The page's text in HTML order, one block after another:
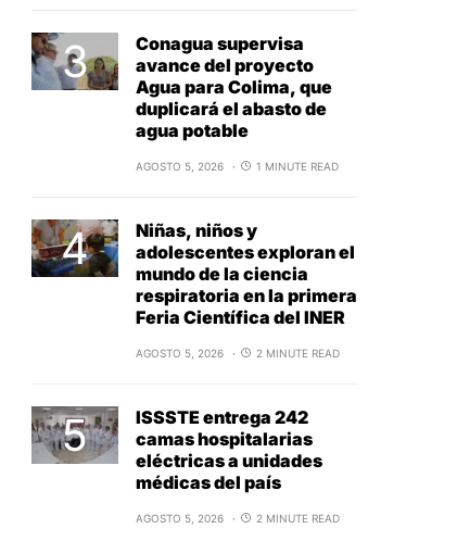
Conagua supervisa
avance del proyecto
Agua para Colima, que
duplicará el abasto de
agua potable
AGOSTO 5, 2026 1 MINUTE READ
Niñas, niños y
adolescentes exploran el
mundo de la ciencia
respiratoria en la primera
Feria Científica del INER
AGOSTO 5, 2026 2 MINUTE READ
ISSSTE entrega 242
camas hospitalarias
eléctricas a unidades
médicas del país
AGOSTO 5, 2026 2 MINUTE READ